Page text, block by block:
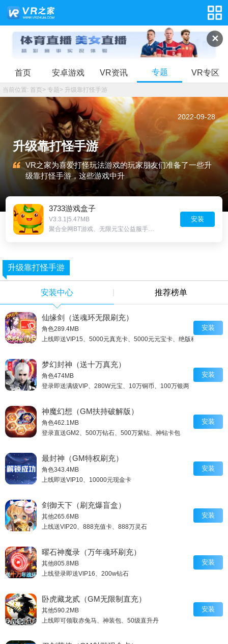
✕
首页 安卓游戏 VR资讯 专题 VR专区
当前位置: 首页> 专题 > 升级靠打怪手游
升级靠打怪手游
2022-09-28
VR之家为喜爱打怪玩法游戏的玩家朋友们准备了一些升
级靠打怪手游，这些游戏中升
3733游戏盒子
V3.3.1|5.47MB
安装
升级靠打怪手游
安装中心 推荐榜单
仙缘剑（送魂环无限刷充）
角色289.4MB
上线即送VIP15、5000元真充卡、5000元元宝卡、绝版称号
安装
梦幻封神（送十万真充）
角色474MB
登录即送满级VIP、280W元宝、10万铜币、100万银两
安装
神魔幻想（GM扶持破解版）
角色462.1MB
登录直送GM2、500万钻石、500万紫钻、神钻卡包
安装
最封神（GM特权刷充）
角色343.4MB
上线即送VIP10、10000元现金卡
安装
剑御天下（刷充爆盲盒）
其他265.6MB
上线送VIP20、888充值卡、888万灵石
安装
曜石神魔录（万年魂环刷充）
其他805.8MB
上线登录即送VIP16、200w钻石
安装
卧虎藏龙贰（GM无限制直充）
其他590.2MB
上线即可领取赤兔马、神装包、50级直升丹
安装